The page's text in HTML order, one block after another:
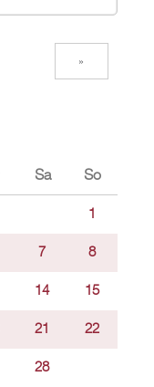
»
Sa So
1
7 8
14 15
21 22
28